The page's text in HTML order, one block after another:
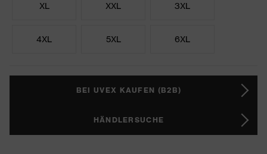
XL XXL 3XL
4XL 5XL 6XL
BEI UVEX KAUFEN (B2B)
HÄNDLERSUCHE